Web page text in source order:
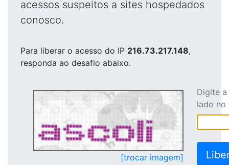
acessos suspeitos a sites hospedados
conosco.
Para liberar o acesso do IP 216.73.217.148,
responda ao desafio abaixo.
[trocar imagem]
Digite
lado no